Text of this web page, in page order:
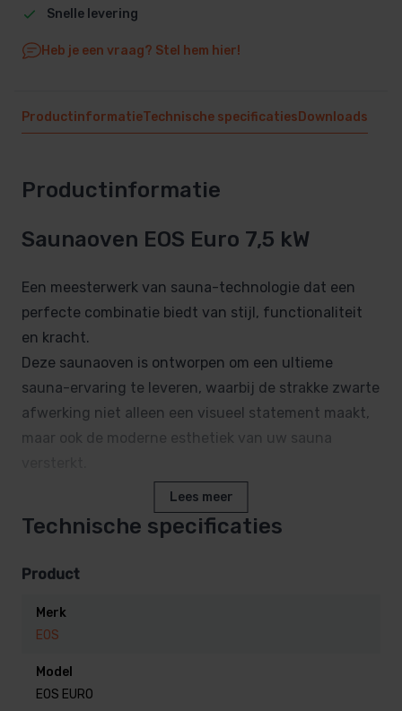
Snelle levering
Heb je een vraag? Stel hem hier!
ProductinformatieTechnische specificaties Downloads
Productinformatie
Saunaoven EOS Euro 7,5 kW
Een meesterwerk van sauna-technologie dat een
perfecte combinatie biedt van stijl, functionaliteit
en kracht.
Deze saunaoven is ontworpen om een ultieme
sauna-ervaring te leveren, waarbij de strakke zwarte
afwerking niet alleen een visueel statement maakt,
maar ook de moderne esthetiek van uw sauna
Deze sauna kachel is zowel voor de particuliere als in
de professionele sauna inzetbaar.
Dankzij zijn robuuste design, biedt deze EOS EURO
warmte om uw sauna snel op te warmen en een
comfortabele temperatuur te behouden. De
Lees meer
Technische specificaties
Product
Merk
EOS
Model
EOS EURO